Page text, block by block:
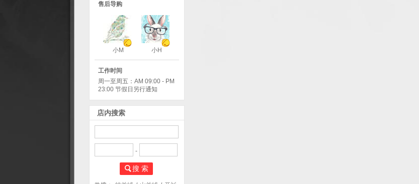
售后导购
小M 小H
工作时间
周一至周五：AM 09:00 - PM
23:00 节假日另行通知
店内搜索
-
搜 索